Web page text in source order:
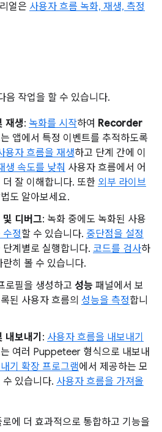
얼은 사용자 흐름 녹화, 재생, 측정
음 작업을 할 수 있습니다.
재생: 녹화를 시작하여 Recorder
앱에서 특정 이벤트를 추적하도록
용자 흐름을 재생하고 단계 간에 이
생 속도를 낮춰 사용자 흐름에서 어
잘 이해합니다. 또한 외부 라이브
도 알아보세요.
및 디버그: 녹화 중에도 녹화된 사용
수정할 수 있습니다. 중단점을 설정
계별로 실행합니다. 코드를 검사하
히 볼 수 있습니다.
로필을 생성하고 성능 패널에서 보
된 사용자 흐름의 성능을 측정합니
내보내기 : 사용자 흐름을 내보내기
여러 Puppeteer 형식으로 내보내
기 확장 프로그램에서 제공하는 모
있습니다. 사용자 흐름을 가져올
에 더 효과적으로 통합하고 기능을